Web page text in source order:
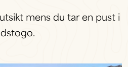
mens du tar en pust i